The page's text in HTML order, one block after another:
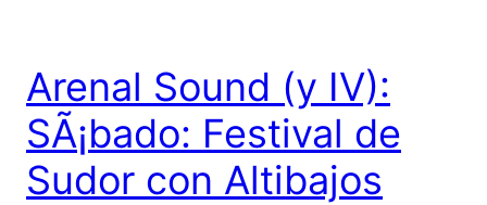
Arenal Sound (y IV):
SÃ¡bado: Festival de
Sudor con Altibajos